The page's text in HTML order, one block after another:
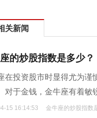
关新闻
的炒股指数是多少？
在投资股市时显得尤为谨
对于金钱，金牛座有着敏
15 16:14:53 金牛座的炒股指数